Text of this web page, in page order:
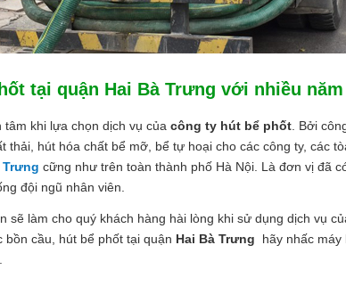
tại quận Hai Bà Trưng với nhiều
khi lựa chọn dịch vụ của công ty hút bể phốt . Bởi
thải, hút hóa chất bể mỡ, bể tự hoại cho các công ty, các
cững như trên toàn thành phố Hà Nội. Là đơn vị đã
đội ngũ nhân viên.
sẽ làm cho quý khách hàng hài lòng khi sử dụng dịch vụ
cầu, hút bể phốt tại quận Hai Bà Trưng hãy nhấc